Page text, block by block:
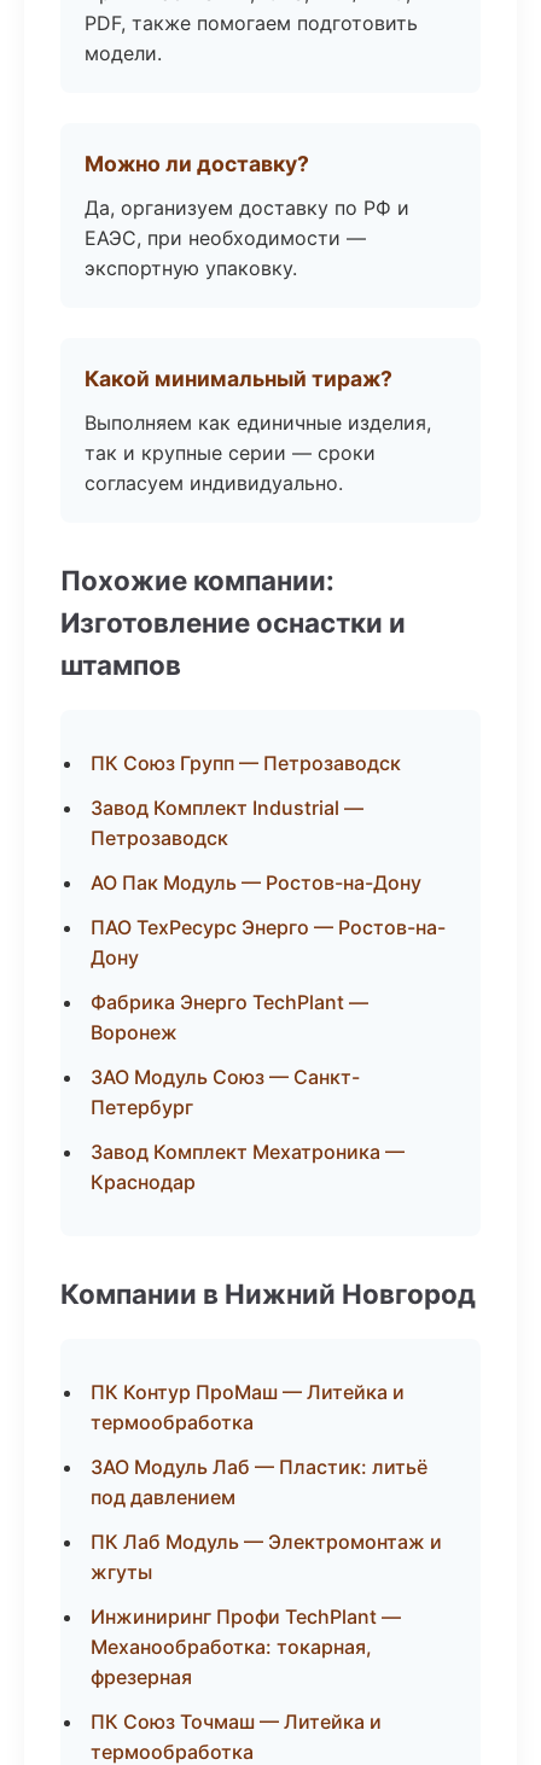
PDF, также помогаем подготовить
модели.
Можно ли доставку?
Да, организуем доставку по РФ и
ЕАЭС, при необходимости —
экспортную упаковку.
Какой минимальный тираж?
Выполняем как единичные изделия,
так и крупные серии — сроки
согласуем индивидуально.
Похожие компании:
Изготовление оснастки и
штампов
ПК Союз Групп — Петрозаводск
Завод Комплект Industrial —
Петрозаводск
АО Пак Модуль — Ростов-на-Дону
ПАО ТехРесурс Энерго — Ростов-на-
Дону
Фабрика Энерго TechPlant —
Воронеж
ЗАО Модуль Союз — Санкт-
Петербург
Завод Комплект Мехатроника —
Краснодар
Компании в Нижний Новгород
ПК Контур ПроМаш — Литейка и
термообработка
ЗАО Модуль Лаб — Пластик: литьё
под давлением
ПК Лаб Модуль — Электромонтаж и
жгуты
Инжиниринг Профи TechPlant —
Механообработка: токарная,
фрезерная
ПК Союз Точмаш — Литейка и
термообработка